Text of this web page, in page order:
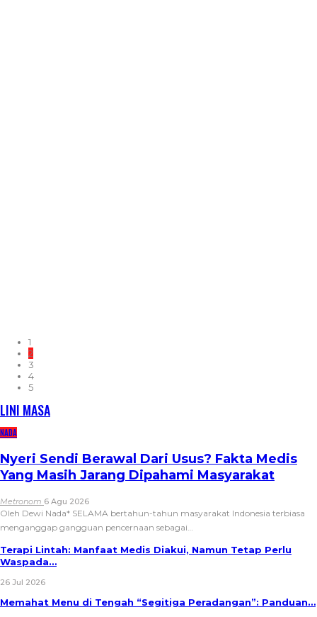
1
2
3
4
5
LINI MASA
NADA
Nyeri Sendi Berawal Dari Usus? Fakta Medis
Yang Masih Jarang Dipahami Masyarakat
Metronom 6 Agu 2026
Oleh Dewi Nada* SELAMA bertahun-tahun masyarakat Indonesia terbiasa
menganggap gangguan pencernaan sebagai…
Terapi Lintah: Manfaat Medis Diakui, Namun Tetap Perlu
Waspada…
26 Jul 2026
Memahat Menu di Tengah “Segitiga Peradangan”: Panduan…